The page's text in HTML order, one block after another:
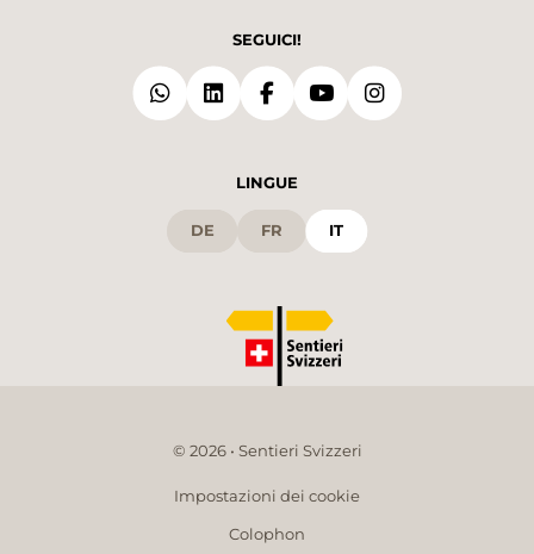
SEGUICI!
LINGUE
DE FR IT
© 2026 • Sentieri Svizzeri
Impostazioni dei cookie
Colophon